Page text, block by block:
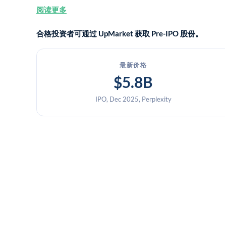
阅读更多
合格投资者可通过 UpMarket 获取 Pre-IPO 股份。
最新价格
$5.8B
IPO, Dec 2025, Perplexity